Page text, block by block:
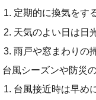
定期的に換気をす
天気のよい日は日
雨戸や窓まわりの
台風シーズンや防災
台風接近時は早め